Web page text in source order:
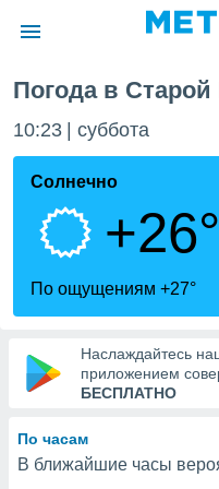
о
Вы можете
к этому
доступ
Погода в
10:23 суббота
Солнечно
+26°
По ощущениям +27°
Наслаждайтесь
приложением
БЕСПЛАТНО
По часам
В ближайшие часы